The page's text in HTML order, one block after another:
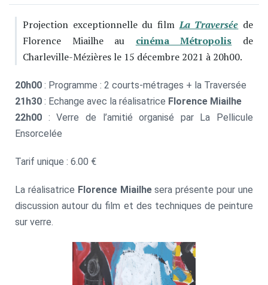
Projection exceptionnelle du filmLa Traversée de
Florence Miailhe au cinéma Métropolis de
Charleville-Mézières le 15 décembre 2021 à 20h00.
20h00 : Programme : 2 courts-métrages + la Traversée
21h30 : Echange avec la réalisatrice Florence Miailhe
22h00 : Verre de l’amitié organisé par La Pellicule
Ensorcelée
Tarif unique : 6.00 €
La réalisatrice Florence Miailhesera présente pour une
discussion autour du film et des techniques de peinture
sur verre.